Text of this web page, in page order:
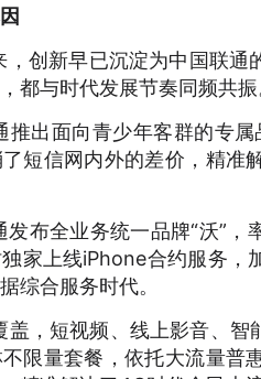
，创新早已沉淀为中国联
都与时代发展节奏同频共
推出面向青少年客群的专
短信网内外的差价，精准
发布全业务统一品牌“沃”
家上线iPhone合约服务，
综合服务时代。
盖，短视频、线上影音、
限量套餐，依托大流量普